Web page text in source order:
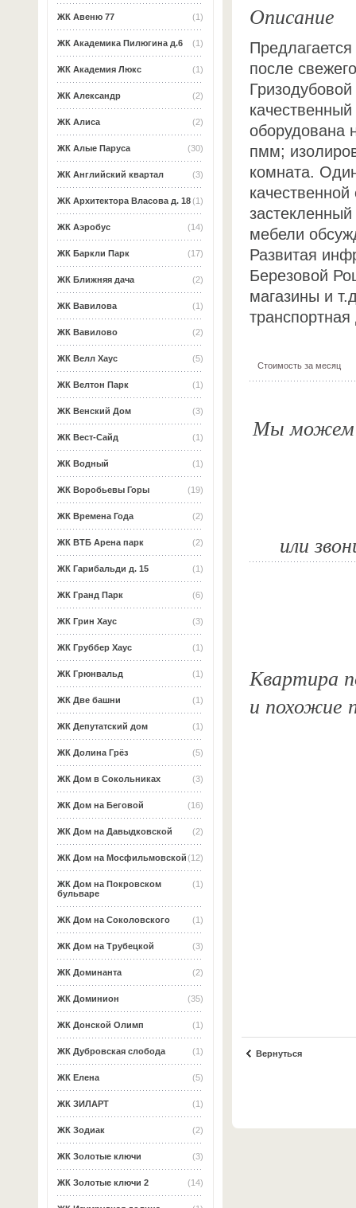
(1)
ЖК Авеню 77
(1)
ЖК Академика Пилюгина д.6
(1)
ЖК Академия Люкс
(2)
ЖК Александр
(2)
ЖК Алиса
(30)
ЖК Алые Паруса
(3)
ЖК Английский квартал
(1)
ЖК Архитектора Власова д. 18
(14)
ЖК Аэробус
(17)
ЖК Баркли Парк
(2)
ЖК Ближняя дача
(1)
ЖК Вавилова
(2)
ЖК Вавилово
(5)
ЖК Велл Хаус
(1)
ЖК Велтон Парк
(3)
ЖК Венский Дом
(1)
ЖК Вест-Сайд
(1)
ЖК Водный
(19)
ЖК Воробьевы Горы
(2)
ЖК Времена Года
(2)
ЖК ВТБ Арена парк
(1)
ЖК Гарибальди д. 15
(6)
ЖК Гранд Парк
(3)
ЖК Грин Хаус
(1)
ЖК Груббер Хаус
(1)
ЖК Грюнвальд
(1)
ЖК Две башни
(1)
ЖК Депутатский дом
(5)
ЖК Долина Грёз
(3)
ЖК Дом в Сокольниках
(16)
ЖК Дом на Беговой
(2)
ЖК Дом на Давыдковской
(12)
ЖК Дом на Мосфильмовской
(1)
ЖК Дом на Покровском
бульваре
(1)
ЖК Дом на Соколовского
(3)
ЖК Дом на Трубецкой
(2)
ЖК Доминанта
(35)
ЖК Доминион
(1)
ЖК Донской Олимп
(1)
ЖК Дубровская слобода
(5)
ЖК Елена
(1)
ЖК ЗИЛАРТ
(2)
ЖК Зодиак
(3)
ЖК Золотые ключи
(14)
ЖК Золотые ключи 2
Описание
после
оборудована
пмм;
комната.
мебели
Развитая
Березовой
магазины и
транспортная
Стоимость за месяц
Мы можем
или
Квартира
и похожие
Вернуться